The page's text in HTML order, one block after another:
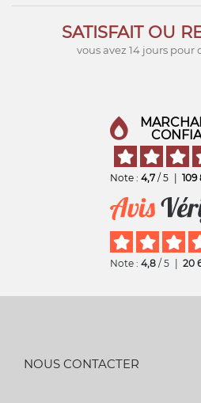
SATISFAIT OU
vous avez 14 jours pour
Note : 4,7 / 5 109
Note : 4,8 / 5 20
NOUS CONTACTER